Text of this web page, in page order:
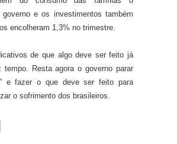
e os investimentos também
encolheram 1,3% no trimestre.
de que algo deve ser feito já
Resta agora o governo parar
e fazer o que deve ser feito para
o sofrimento dos brasileiros.